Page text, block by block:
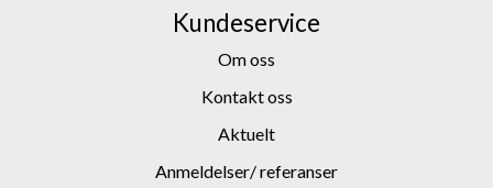
Kundeservice
Om oss
Kontakt oss
Aktuelt
Anmeldelser/ referanser